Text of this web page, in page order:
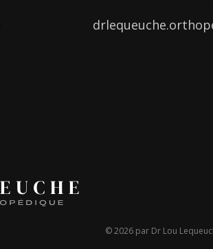
© 2026 par Dr Lou